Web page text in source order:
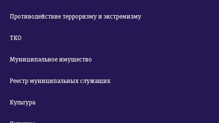
Противодействие терроризму и экстремизму
ТКО
Муниципальное имущество
Реестр муниципальных служащих
Культура